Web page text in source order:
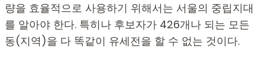
량을 효율적으로 사용하기 위해서는 서울의 중립지대
를 알아야 한다. 특히나 후보자가 426개나 되는 모든
동(지역)을 다 똑같이 유세전을 할 수 없는 것이다.